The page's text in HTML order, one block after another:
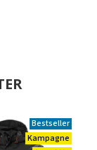
Bestseller
Kampagne